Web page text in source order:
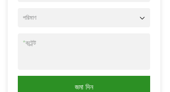
পরিমাণ
*কন্টেন্ট
জমা দিন